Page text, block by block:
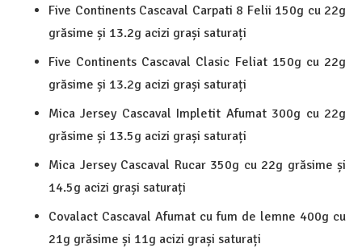
Five Continents Cascaval Carpati 8 Felii 150g cu 22g
grăsime și 13.2g acizi grași saturați
Five Continents Cascaval Clasic Feliat 150g cu 22g
grăsime și 13.2g acizi grași saturați
Mica Jersey Cascaval Impletit Afumat 300g cu 22g
grăsime și 13.5g acizi grași saturați
Mica Jersey Cascaval Rucar 350g cu 22g grăsime și
14.5g acizi grași saturați
Covalact Cascaval Afumat cu fum de lemne 400g cu
21g grăsime și 11g acizi grași saturați